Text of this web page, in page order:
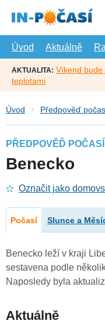
hlavní
Úvod
Aktuálně
AKTUALITA: Víkend
teplotami
Úvod Předpověď
PŘEDPOVĚĎ POČASÍ
Benecko
Označit jako
Počasí Slunce a
Benecko leží v kraji
sestavena podle
Naposledy byla
Aktuálně